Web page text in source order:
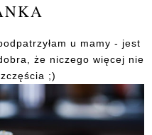
u mamy - jest
że niczego więcej nie
;)